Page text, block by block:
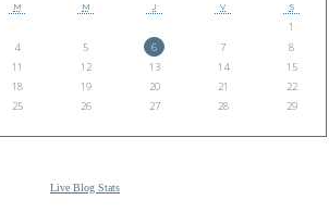
M M J V S
1
4 5 6 7
8
11 12 13 14
15
18 19 20 21
22
25 26 27 28
29
Live Blog Stats